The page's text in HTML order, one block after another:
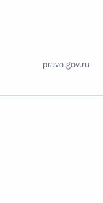
pravo.gov.ru